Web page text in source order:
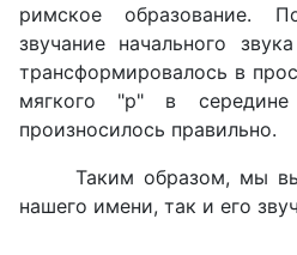
римское образование.
звучание начального
трансформировалось в
мягкого "р" в
произносилось правильно.
Таким образом, мы
нашего имени, так и его